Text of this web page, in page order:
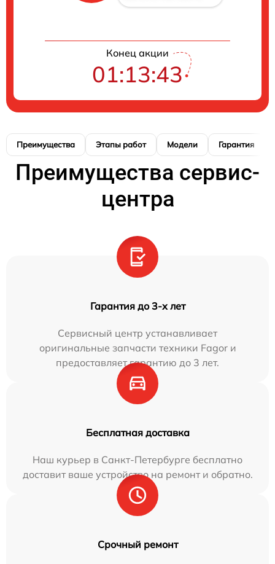
Конец акции
01:13:42
Преимущества Этапы работ Модели Гарантия
Преимущества сервис-
центра
Гарантия до 3-х лет
Сервисный центр устанавливает
оригинальные запчасти техники Fagor и
предоставляет гарантию до 3 лет.
Бесплатная доставка
Наш курьер в Санкт-Петербурге бесплатно
доставит ваше устройство на ремонт и обратно.
Срочный ремонт